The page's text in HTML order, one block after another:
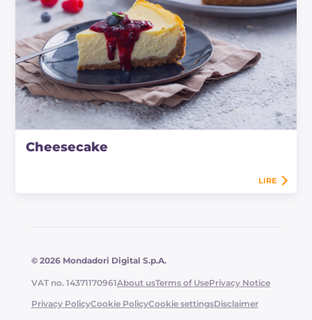
Cheesecake
LIRE
© 2026 Mondadori Digital S.p.A.
VAT no. 14371170961About usTerms of UsePrivacy Notice
Privacy PolicyCookie PolicyCookie settingsDisclaimer